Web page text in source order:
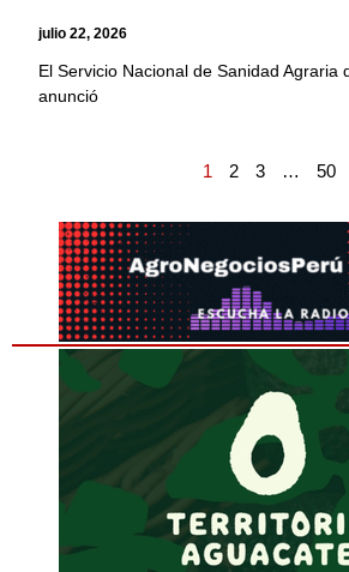
julio 22, 2026
El Servicio Nacional de Sanidad Agraria
anunció
1 2 3 … 50